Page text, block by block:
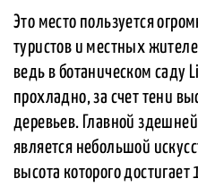
Это место пользуется
туристов и местных
ведь в ботаническом саду
прохладно, за счет тени
деревьев. Главной
является небольшой
высота которого достигает